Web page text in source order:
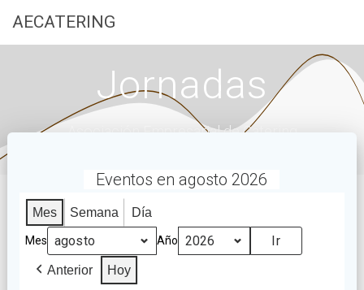
AECATERING
Jornadas
Asociación Empresarial de Catering
Eventos en agosto 2026
Mes Semana Día
Mes Año
Anterior Hoy